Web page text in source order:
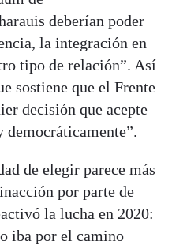
deberían poder
la integración en
tipo de relación”. Así
sostiene que el Frente
decisión que acepte
democráticamente”.
de elegir parece más
por parte de
la lucha en 2020:
iba por el camino